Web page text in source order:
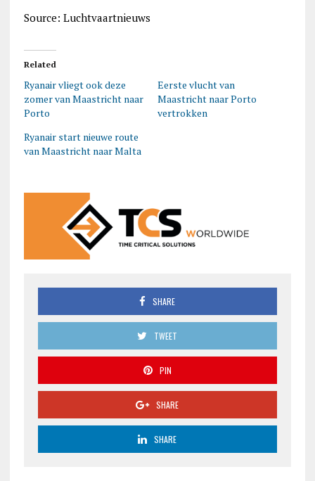
Source: Luchtvaartnieuws
Related
Ryanair vliegt ook deze
zomer van Maastricht naar
Porto
Eerste vlucht van
Maastricht naar Porto
vertrokken
Ryanair start nieuwe route
van Maastricht naar Malta
SHARE
TWEET
PIN
SHARE
SHARE